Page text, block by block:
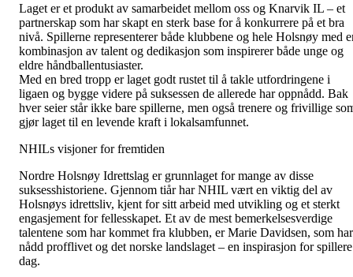
Laget er et produkt av samarbeidet mellom oss og Knarvik IL – et
partnerskap som har skapt en sterk base for å konkurrere på et bra
nivå. Spillerne representerer både klubbene og hele Holsnøy med
kombinasjon av talent og dedikasjon som inspirerer både unge og
eldre håndballentusiaster.
Med en bred tropp er laget godt rustet til å takle utfordringene i
ligaen og bygge videre på suksessen de allerede har oppnådd. Bak
hver seier står ikke bare spillerne, men også trenere og frivillige
gjør laget til en levende kraft i lokalsamfunnet.
NHILs visjoner for fremtiden
Nordre Holsnøy Idrettslag er grunnlaget for mange av disse
suksesshistoriene. Gjennom tiår har NHIL vært en viktig del av
Holsnøys idrettsliv, kjent for sitt arbeid med utvikling og et sterkt
engasjement for fellesskapet. Et av de mest bemerkelsesverdige
talentene som har kommet fra klubben, er Marie Davidsen, som har
nådd profflivet og det norske landslaget – en inspirasjon for
dag.